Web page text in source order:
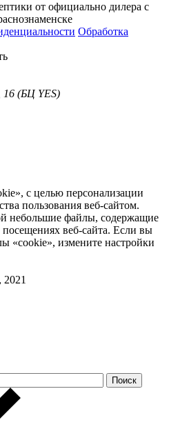
от официально дилера с
Обработка
16 (БЦ YES)
с целью персонализации
пользования веб-сайтом.
небольшие файлы, содержащие
веб-сайта. Если вы
«cookie», измените настройки
, 2021